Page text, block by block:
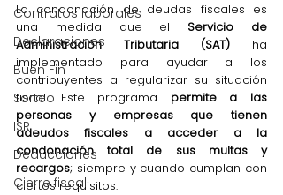
Contratos laborales
Declaraciones
Buen Fin
Sorteo
ISR
Deducciones
Cierre fiscal
La condonación de deudas fiscales es
una medida que el Servicio de
Administración Tributaria (SAT) ha
implementado para ayudar a los
contribuyentes a regularizar su situación
fiscal. Este programa permite a las
personas y empresas que tienen
adeudos fiscales a acceder a la
condonación total de sus multas y
recargos; siempre y cuando cumplan con
ciertos requisitos.